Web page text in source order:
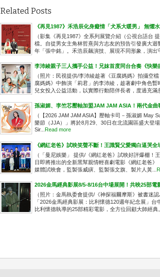
Related Posts
《再見1987》禾浩辰化身癡情「犬系大暖男」 無懼
（影集《再見1987》全系列展覽介紹（公視台語台
檔。自從男女主角林哲熹與方志友的預告引發廣大
年「張中銘」。禾浩辰飆演技、展現不同形象，演出
李沛綾親子三人攜手公益！兄妹首度同台合奏《快樂
（照片：民視提供/李沛綾趁著《豆腐媽媽》拍攝空
腐媽媽》中飾演「莉君」的李沛綾，趁著劇中角色
兒女投入公益活動，以實際行動陪伴長者，度過充滿
孫淑媚、李竺芯壓軸加盟JAM JAM ASIA！兩代金曲
（【2026 JAM JAM ASIA】壓軸卡司－孫淑媚 May
樂節（JJA）」將於8月29、30日在北流園區盛大登
Sir...
Read more
《網紅老爸》試映笑聲不斷！王識賢父愛獨白逼哭
（「曼尼娛樂」 提供/《網紅老爸》試映好評爆棚
日即將推出的全新黑幫親情輕喜劇電影《網紅老爸
媒體試映會，監製張威縯、監製張文旗、製片人黃...
2026金馬經典影展8/5-8/16台中場展開！共映25部電
（照片：金馬執委會提供/《神探福爾摩斯》被書迷
「2026金馬經典影展：比利懷德120週年紀念展」
比利懷德執導的25部精彩電影，全方位回顧大師經典